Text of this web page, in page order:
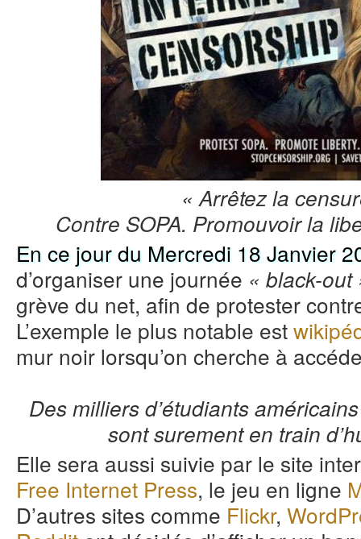
« Arrêtez la
Contre SOPA. Promouvoir la
En ce jour du Mercredi 18 Janvier
d’organiser une journée « black-out
grève du net, afin de protester
L’exemple le plus notable est
mur noir lorsqu’on cherche à
Des milliers d’étudiants
sont surement en train
Elle sera aussi suivie par le site
Free Internet Press, le jeu en ligne
D’autres sites comme Flickr,